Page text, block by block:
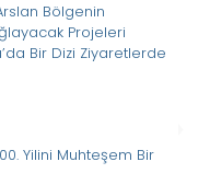
Bölgenin
Projeleri
Bir Dizi Ziyaretlerde
Yilini Muhteşem Bir